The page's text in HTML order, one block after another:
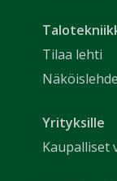
Tilaa lehti
Yrityksille
Kaupalliset